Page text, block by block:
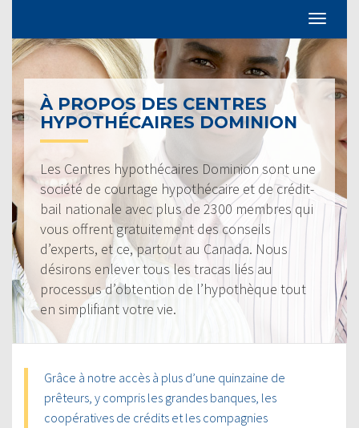
À PROPOS DES CENTRES
HYPOTHÉCAIRES DOMINION
Les Centres hypothécaires Dominion sont une
société de courtage hypothécaire et de crédit-
bail nationale avec plus de 2300 membres qui
vous offrent gratuitement des conseils
d’experts, et ce, partout au Canada. Nous
désirons enlever tous les tracas liés au
processus d’obtention de l’hypothèque tout
en simplifiant votre vie.
Grâce à notre accès à plus d’une quinzaine de
prêteurs, y compris les grandes banques, les
coopératives de crédits et les compagnies